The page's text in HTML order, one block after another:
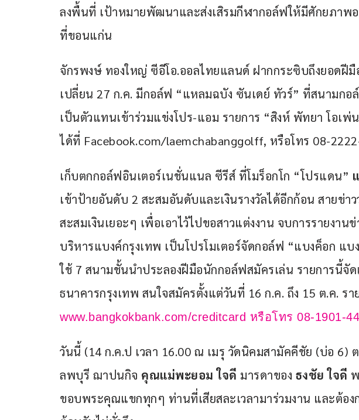
ลงพื้นที่ เป้าหมายพัฒนาและส่งเสิรมกีฬากอล์ฟให้มีศักยภาพ
ที่ขอนแก่น
จักรพงษ์ ทองใหญ่ ซีอีโอ.ออลไทยแลนด์ ฝากกระซิบถึงยอดฝี
เปลี่ยน 27 ก.ค. มีกอล์ฟ “แหลมฉบัง ซันเดย์ ทัวร์” ที่สนามก
เป็นตัวแทนเข้าร่วมแข่งโปร-แอม รายการ “สิงห์ พัทยา โอเพ่
ได้ที่ Facebook.com/laemchabanggolff, หรือโทร 08-
เก็บตกกอล์ฟอินเตอร์เนชั่นแนล ซีรีส์ ที่โมร็อกโก “โปรแดน”
เข้าป้ายอันดับ 2 สะสมอันดับและเงินรางวัลได้อีกก้อน สายข่าว
สะสมเงินเยอะๆ เพื่อเอาไว้ไปขอสาวแต่งงาน จบการรายงา
บริหารแบงค์กรุงเทพ เป็นโปรโมเตอร์จัดกอล์ฟ “แบงค็อก แ
ใช้ 7 สนามชั้นนำประลองฝีมือนักกอล์ฟสมัครเล่น รายการนี้จั
ธนาคารกรุงเทพ สนใจสมัครตั้งแต่วันที่ 16 ก.ค. ถึง 15 ต.ค. รา
www.bangkokbank.com/creditcard หรือโทร 08-1901-
วันนี้ (14 ก.ค.ป เวลา 16.00 ณ เมรุ วัดนิคมสามัคคีชัย (บ่อ 6) ต
ลพบุรี ฌาปนกิจ คุณแม่พะยอม ใจดี มารดาของ ธงชัย ใจดี
ขอบพระคุณแขกทุกๆ ท่านที่เสียสละเวลามาร่วมงาน และต้อ